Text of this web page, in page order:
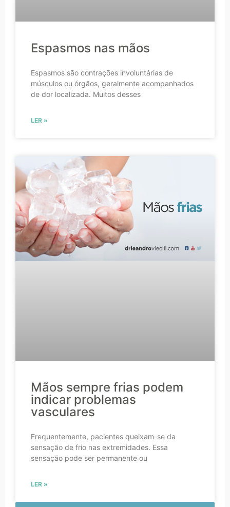
Espasmos nas mãos
Espasmos são contrações involuntárias de
músculos ou órgãos, geralmente acompanhados
de dor localizada. Muitos desses
LER »
Mãos sempre frias podem
indicar problemas
vasculares
Frequentemente, pacientes queixam-se da
sensação de frio nas extremidades. Essa
sensação pode ser permanente ou
LER »